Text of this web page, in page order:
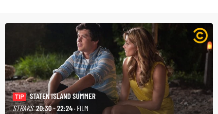
TIP
STATEN ISLAND SUMMER
STRAKS 20:30 - 22:24· FILM